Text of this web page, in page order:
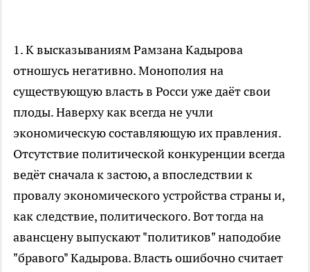
1. К высказываниям Рамзана Кадырова
отношусь негативно. Монополия на
существующую власть в Росси уже даёт свои
плоды. Наверху как всегда не учли
экономическую составляющую их правления.
Отсутствие политической конкуренции всегда
ведёт сначала к застою, а впоследствии к
провалу экономического устройства страны и,
как следствие, политического. Вот тогда на
авансцену выпускают "политиков" наподобие
"бравого" Кадырова. Власть ошибочно считает